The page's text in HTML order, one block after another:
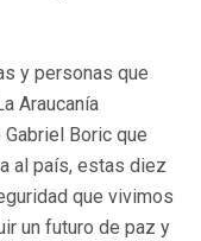
y personas que
Araucanía
Boric que
al país, estas diez
que vivimos
un futuro de paz y